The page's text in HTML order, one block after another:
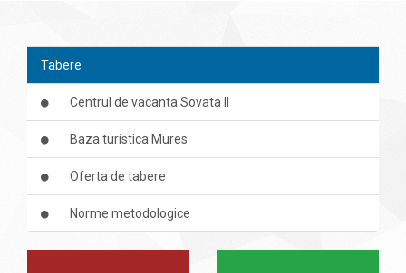
Tabere
Centrul de vacanta Sovata II
Baza turistica Mures
Oferta de tabere
Norme metodologice